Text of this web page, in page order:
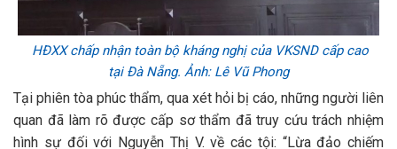
HĐXX chấp nhận toàn bộ kháng nghị của VKSND cấp cao
tại Đà Nẵng. Ảnh: Lê Vũ Phong
Tại phiên tòa phúc thẩm, qua xét hỏi bị cáo, những người liên
quan đã làm rõ được cấp sơ thẩm đã truy cứu trách nhiệm
hình sự đối với Nguyễn Thị V. về các tội: “Lừa đảo chiếm